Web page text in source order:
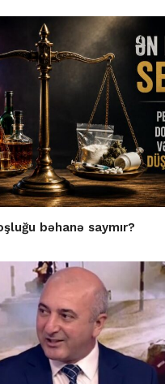
bəhanə saymır?